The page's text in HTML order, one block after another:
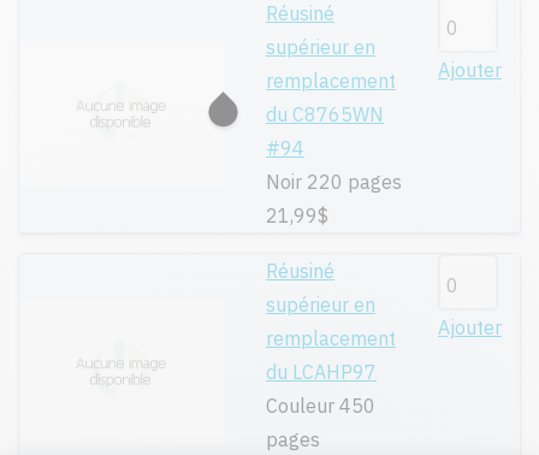
Réusiné
supérieur en
remplacement
du C8765WN
#94
Noir 220 pages
21,99$
Ajouter
Réusiné
supérieur en
remplacement
du LCAHP97
Couleur 450
pages
Ajouter